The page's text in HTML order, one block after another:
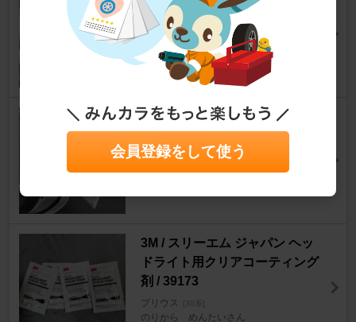
ンシェード(300円)
プリウス [30系]
ぷりおかぷり子さん
27
不明 メッシュ サンシェード
masa.44さん
53
3M / スリーエム ジャパン ヘッ
ドライト用クリアコーティング
剤 / 39173
プリウス [30系]
のりから めんたいさん
会員登録をして使う